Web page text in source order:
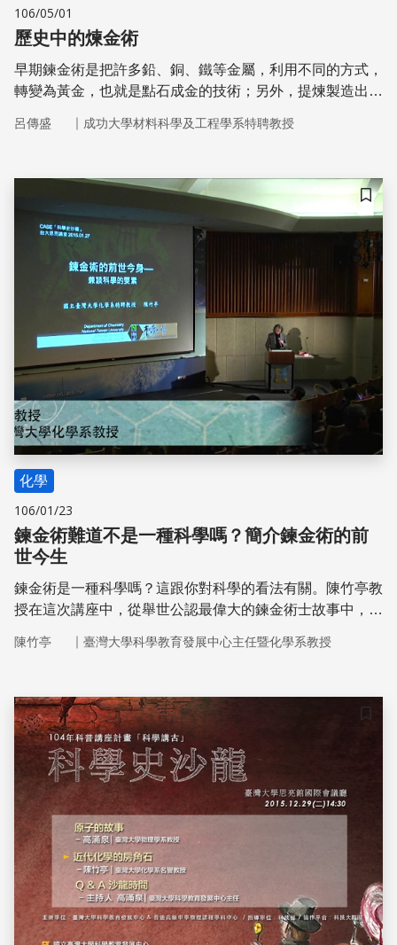
106/05/01
歷史中的煉金術
早期鍊金術是把許多鉛、銅、鐵等金屬，利用不同的方式，
轉變為黃金，也就是點石成金的技術；另外，提煉製造出長
呂傳盛 ｜ 成功大學材料科學及工程學系特聘教授
儲存
化學
106/01/23
鍊金術難道不是一種科學嗎？簡介鍊金術的前
世今生
鍊金術是一種科學嗎？這跟你對科學的看法有關。陳竹亭教
授在這次講座中，從舉世公認最偉大的鍊金術士故事中，去
術與化學的脈絡與差別。
陳竹亭 ｜ 臺灣大學科學教育發展中心主任暨化學系教授
儲存